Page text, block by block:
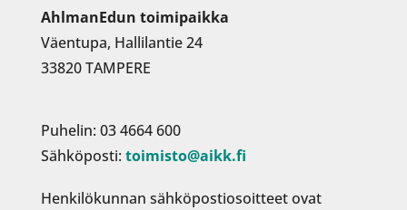
AhlmanEdun toimipaikka
Väentupa, Hallilantie 24
33820 TAMPERE
Puhelin: 03 4664 600
Sähköposti: toimisto@aikk.fi
Henkilökunnan sähköpostiosoitteet ovat